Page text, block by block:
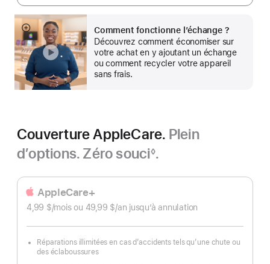
Comment fonctionne l’échange ?
Découvrez comment économiser sur
votre achat en y ajoutant un échange
ou comment recycler votre appareil
sans frais.
En
montrer
plus
Couverture AppleCare. Plein
d’options. Zéro souci
de
bas
page
◊.
AppleCare+
4,99 $/moispar
ou 49,99 $/an par
jusqu’à annulation
Réparations illimitées en cas d’accidents tels qu’une chute ou
des éclaboussures